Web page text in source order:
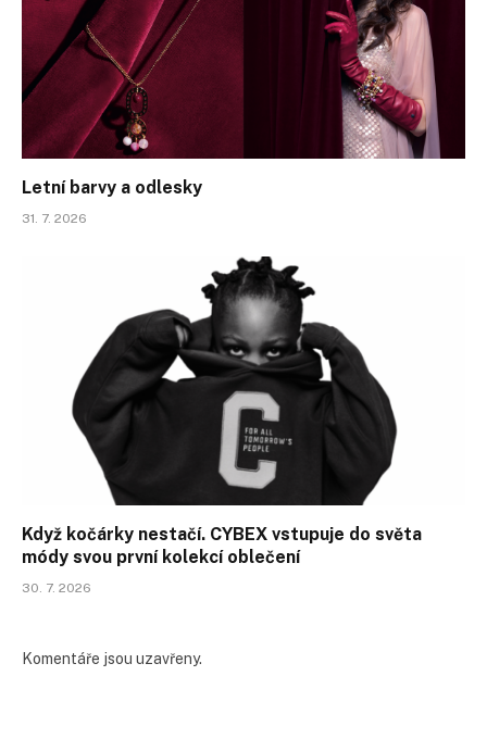
Letní barvy a odlesky
31. 7. 2026
Když kočárky nestačí. CYBEX vstupuje do světa
módy svou první kolekcí oblečení
30. 7. 2026
Komentáře jsou uzavřeny.